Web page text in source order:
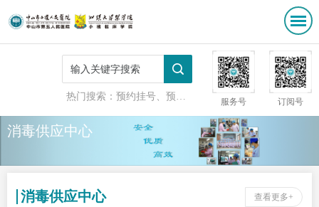
热门搜索：预约挂号、预防接种 服务号 订阅号
消毒供应中心
查看更多+
消毒供应中心